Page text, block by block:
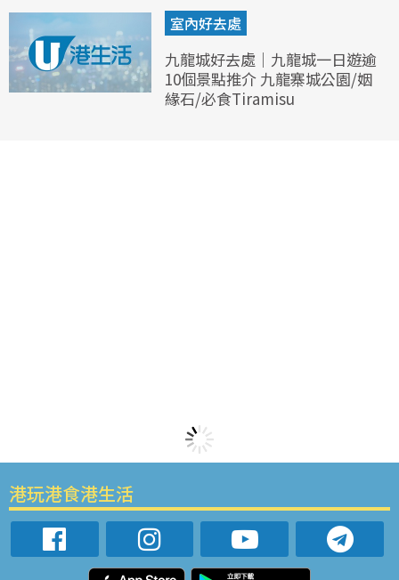
室內好去處
九龍城好去處｜九龍城一日遊逾
10個景點推介 九龍寨城公園/姻
緣石/必食Tiramisu
港玩港食港生活